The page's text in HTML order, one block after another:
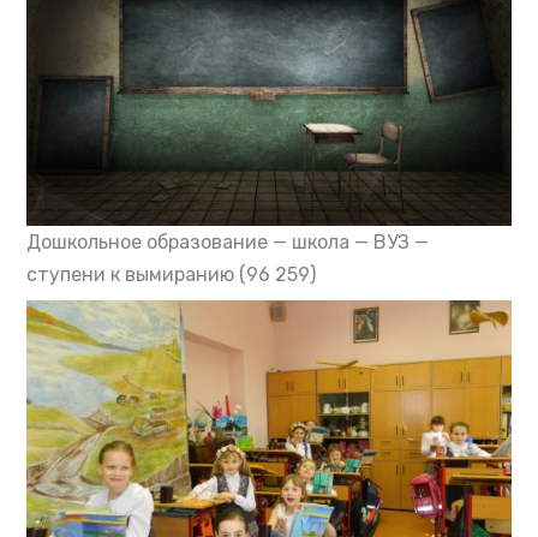
Дошкольное образование — школа — ВУЗ —
ступени к вымиранию (96 259)